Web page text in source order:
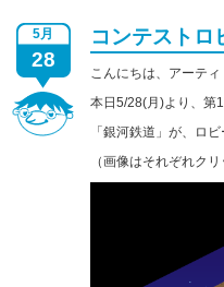
5月
28
コンテストロ
こんにちは、アーティ
本日5/28(月)より、第
「銀河鉄道」が、ロ
（画像はそれぞれク